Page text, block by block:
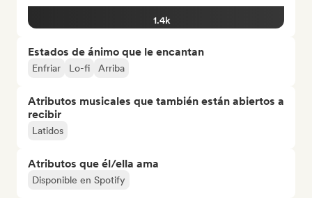
1.4k
Estados de ánimo que le encantan
Enfriar Lo-fi Arriba
Atributos musicales que también están abiertos a
recibir
Latidos
Atributos que él/ella ama
Disponible en Spotify